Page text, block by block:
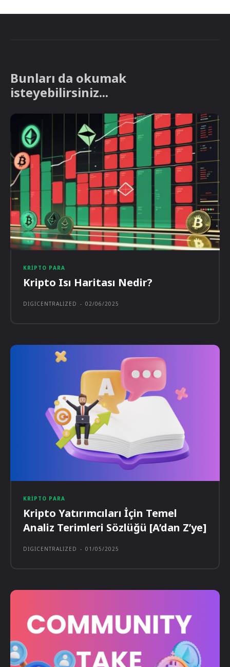
Bunları da okumak
isteyebilirsiniz...
KRIPTO PARA
Kripto Isı Haritası Nedir?
DIGICENTRALIZED - 02/06/2025
KRIPTO PARA
Kripto Yatırımcıları İçin Temel
Analiz Terimleri Sözlüğü [A’dan Z’ye]
DIGICENTRALIZED - 01/05/2025